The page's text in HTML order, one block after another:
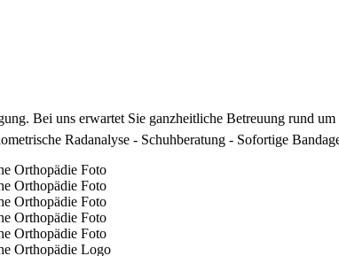
Bei uns erwartet Sie ganzheitliche Betreuung rund
Radanalyse - Schuhberatung - Sofortige